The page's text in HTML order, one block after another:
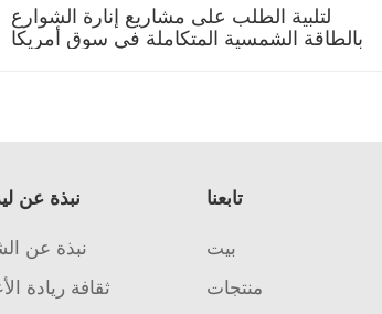
لتلبية الطلب على مشاريع إنارة الشوارع
بالطاقة الشمسية المتكاملة في سوق أمريكا
نبذة عن
نبذة عن
ثقافة ريادة
تابعنا
بيت
منتجات